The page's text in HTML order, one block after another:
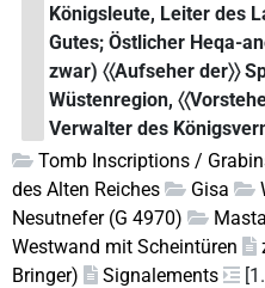
Königsleute, Leiter des
Gutes; Östlicher Heqa-
zwar) 〈〈Aufseher der〉〉
Wüstenregion,
Verwalter des
Tomb Inscriptions /
des Alten Reiches
Gisa
Nesutnefer (G 4970)
Westwand mit Scheintüren
Bringer)
Signalements